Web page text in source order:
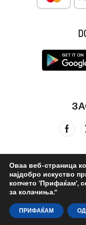
Почетна
Сите права се
Оваа веб-страница
најдобро искуство
копчето 'Прифаќам',
за колачиња.“
ПРИФАЌАМ